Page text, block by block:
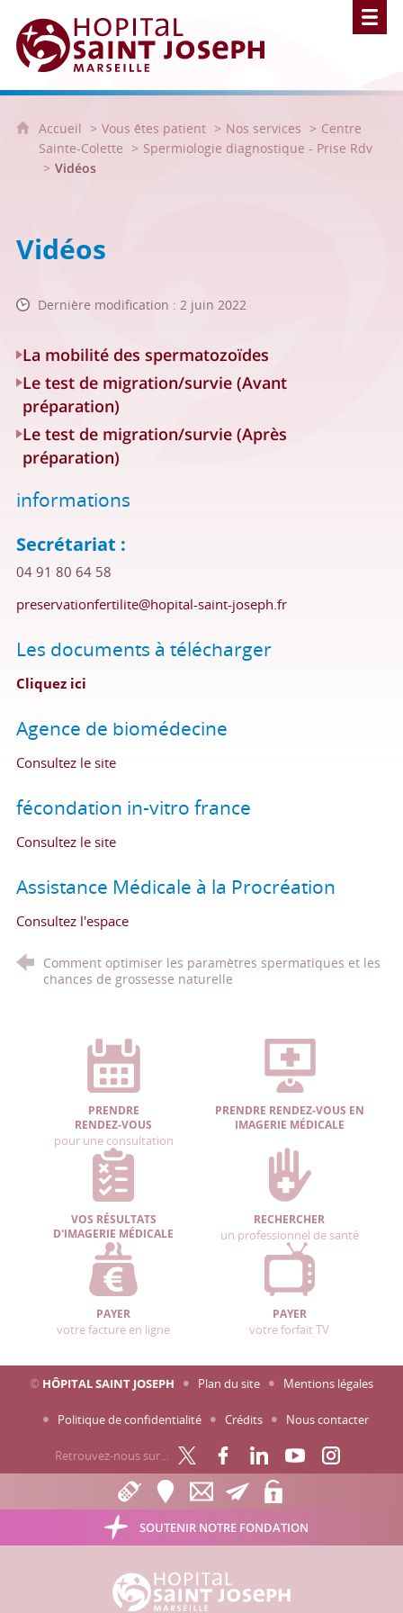
Hôpital Saint Joseph - Marseille
Accueil Vous êtes patient Nos services
Centre
Sainte-Colette
Spermiologie diagnostique - Prise Rdv
Vidéos
Vidéos
Dernière modification : 2 juin 2022
La mobilité des spermatozoïdes
Le test de migration/survie (Avant
préparation)
Le test de migration/survie (Après
préparation)
informations
Secrétariat :
04 91 80 64 58
preservationfertilite@hopital-saint-joseph.fr
Les documents à télécharger
Cliquez ici
Agence de biomédecine
Consultez le site
fécondation in-vitro france
Consultez le site
Assistance Médicale à la Procréation
Consultez l'espace
Comment optimiser les paramètres spermatiques et les
chances de grossesse naturelle
PRENDRE
RENDEZ-VOUS
pour une consultation
PRENDRE RENDEZ-VOUS EN
IMAGERIE MÉDICALE
VOS RÉSULTATS
D'IMAGERIE MÉDICALE
RECHERCHER
un professionnel de santé
PAYER
votre facture en ligne
PAYER
votre forfait TV
© HÔPITAL SAINT JOSEPH Plan du site Mentions légales
Politique de confidentialité Crédits Nous contacter
Retrouvez-nous sur…
SOUTENIR NOTRE FONDATION
Hôpital Saint Joseph - Marseille